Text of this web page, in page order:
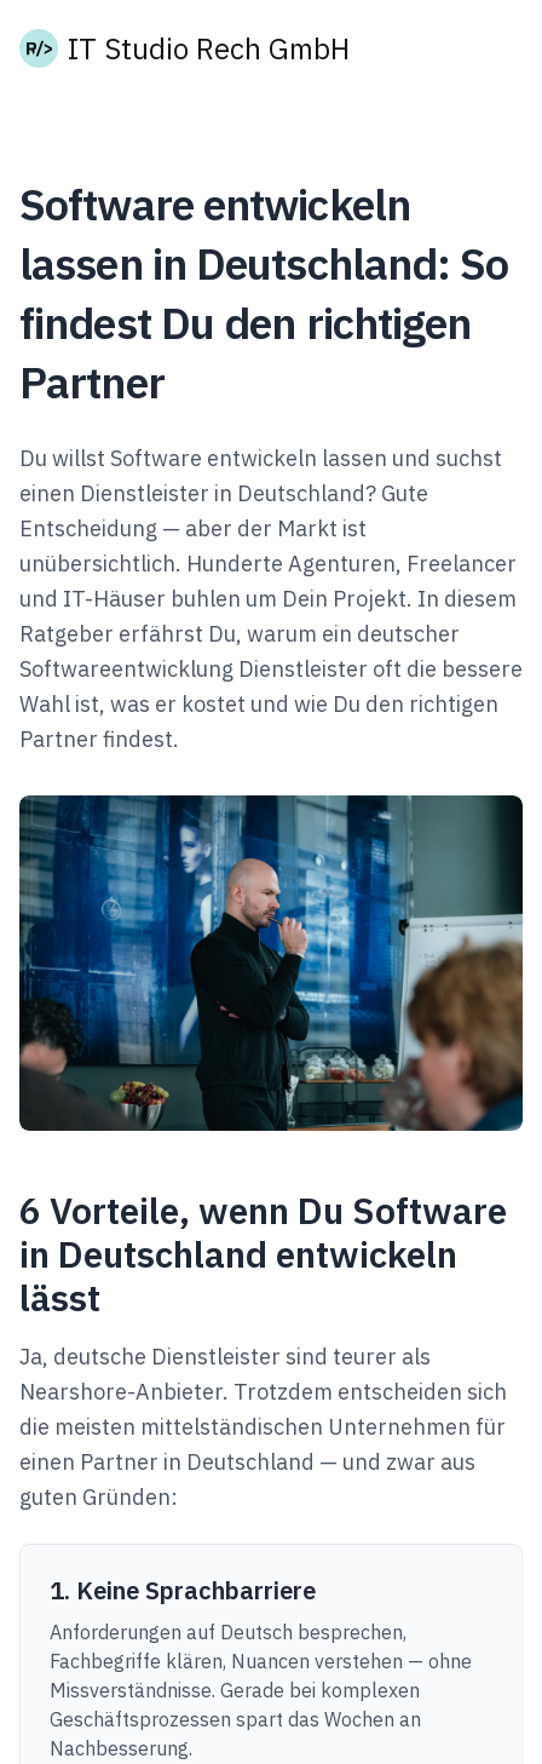
IT Studio Rech GmbH
Software entwickeln
lassen in Deutschland: So
findest Du den richtigen
Partner
Du willst Software entwickeln lassen und suchst
einen Dienstleister in Deutschland? Gute
Entscheidung — aber der Markt ist
unübersichtlich. Hunderte Agenturen, Freelancer
und IT-Häuser buhlen um Dein Projekt. In diesem
Ratgeber erfährst Du, warum ein deutscher
Softwareentwicklung Dienstleister oft die bessere
Wahl ist, was er kostet und wie Du den richtigen
Partner findest.
6 Vorteile, wenn Du Software
in Deutschland entwickeln
lässt
Ja, deutsche Dienstleister sind teurer als
Nearshore-Anbieter. Trotzdem entscheiden sich
die meisten mittelständischen Unternehmen für
einen Partner in Deutschland — und zwar aus
guten Gründen:
1. Keine Sprachbarriere
Anforderungen auf Deutsch besprechen,
Fachbegriffe klären, Nuancen verstehen — ohne
Missverständnisse. Gerade bei komplexen
Geschäftsprozessen spart das Wochen an
Nachbesserung.